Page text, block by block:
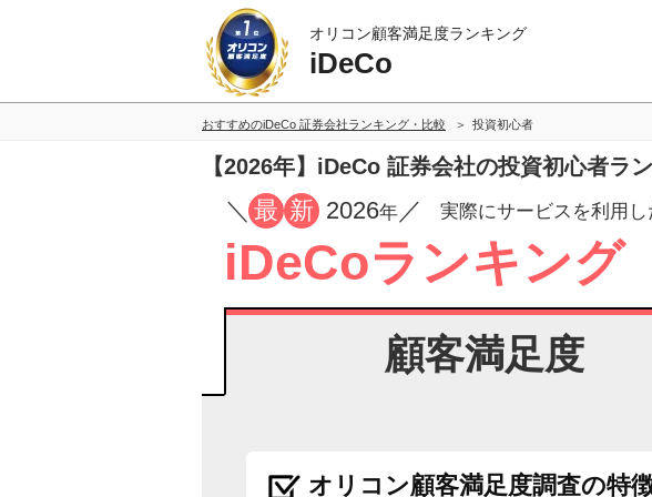
オリコン顧客満足度ランキング
iDeCo
おすすめのiDeCo 証券会社ランキング・比較 投資初心者
【2026年】iDeCo 証券会社の投資初心者ラ
／ 最 新 2026年 ／ 実際にサービスを利用
iDeCoランキング
顧客満足度
オリコン顧客満足度調査の特